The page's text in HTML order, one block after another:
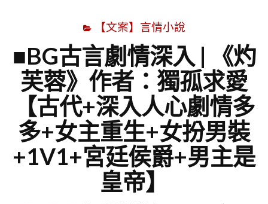
【文案】言情小說
■BG古言劇情深入 | 《灼
芙蓉》作者：獨孤求愛
【古代+深入人心劇情多
多+女主重生+女扮男裝
+1V1+宮廷侯爵+男主是
皇帝】